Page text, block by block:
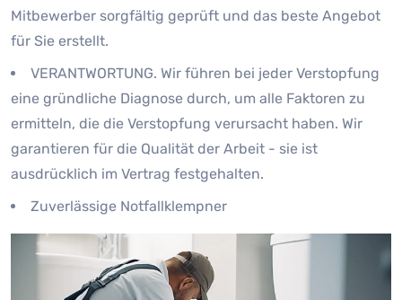
Mitbewerber sorgfältig geprüft und das beste Angebot
für Sie erstellt.
VERANTWORTUNG. Wir führen bei jeder Verstopfung
eine gründliche Diagnose durch, um alle Faktoren zu
ermitteln, die die Verstopfung verursacht haben. Wir
garantieren für die Qualität der Arbeit - sie ist
ausdrücklich im Vertrag festgehalten.
Zuverlässige Notfallklempner